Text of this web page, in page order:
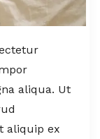
aliqua. Ut
aliquip ex